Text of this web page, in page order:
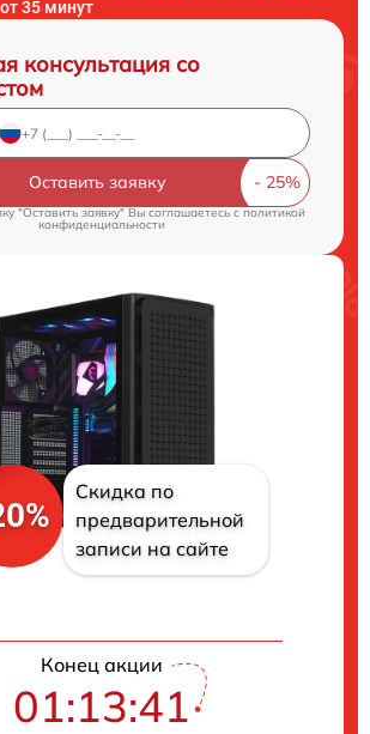
35 минут
консультация со
Оставить заявку
"Оставить заявку" Вы соглашаетесь cполитикой
конфиденциальности
Скидка по
предварительной
записи на сайте
Конец акции
01:13:40